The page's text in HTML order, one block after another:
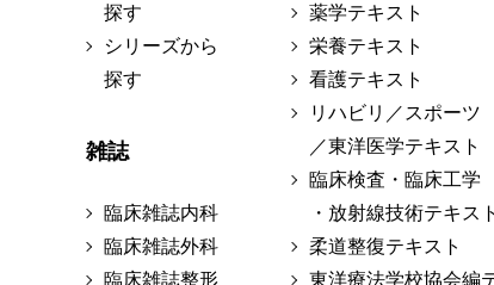
探す
シリーズから
探す
雑誌
臨床雑誌内科
臨床雑誌外科
臨床雑誌整形
薬学テキスト
栄養テキスト
看護テキスト
リハビリ／スポーツ
／東洋医学テキスト
臨床検査・臨床工学
・放射線技術テキスト
柔道整復テキスト
東洋療法学校協会編